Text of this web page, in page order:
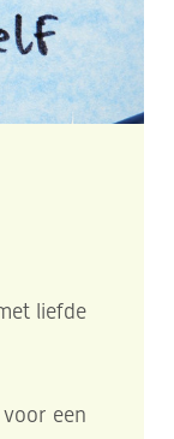
liefde
een